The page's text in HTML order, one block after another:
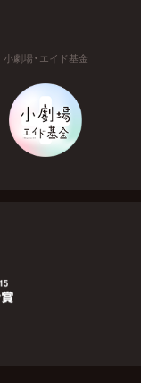
小劇場・エイド基金